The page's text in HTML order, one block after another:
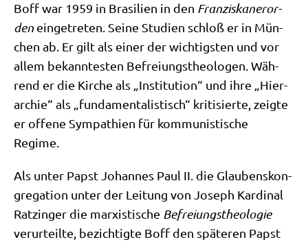
Boff war 1959 in Bra­si­li­en in den Fran­zis­ka­ner­or­
den ein­ge­tre­ten. Sei­ne Stu­di­en schloß er in Mün­
chen ab. Er gilt als einer der wich­tig­sten und vor
allem bekann­te­sten Befrei­ungs­theo­lo­gen. Wäh­
rend er die Kir­che als „Insti­tu­ti­on“ und ihre „Hier­
ar­chie“ als „fun­da­men­ta­li­stisch“ kri­ti­sier­te, zeig­te
er offe­ne Sym­pa­thien für kom­mu­ni­sti­sche
Regime.
Als unter Papst Johan­nes Paul II. die Glau­bens­kon­
gre­ga­ti­on unter der Lei­tung von Joseph Kar­di­nal
Ratz­in­ger die mar­xi­sti­sche Befrei­ungs­theo­lo­gie
ver­ur­teil­te, bezich­tig­te Boff den spä­te­ren Papst